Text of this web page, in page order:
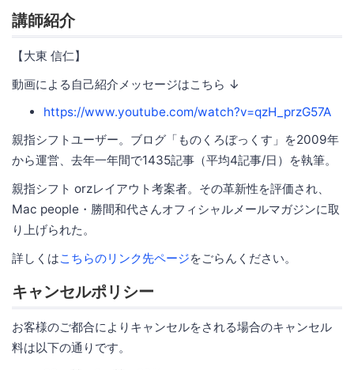
講師紹介
【大東 信仁】
動画による自己紹介メッセージはこちら ↓
https://www.youtube.com/watch?v=qzH_przG57A
親指シフトユーザー。ブログ「ものくろぼっくす」を2009年
から運営、去年一年間で1435記事（平均4記事/日）を執筆。
親指シフト orzレイアウト考案者。その革新性を評価され、
Mac people・勝間和代さんオフィシャルメールマガジンに取
り上げられた。
詳しくはこちらのリンク先ページをごらんください。
キャンセルポリシー
お客様のご都合によりキャンセルをされる場合のキャンセル
料は以下の通りです。